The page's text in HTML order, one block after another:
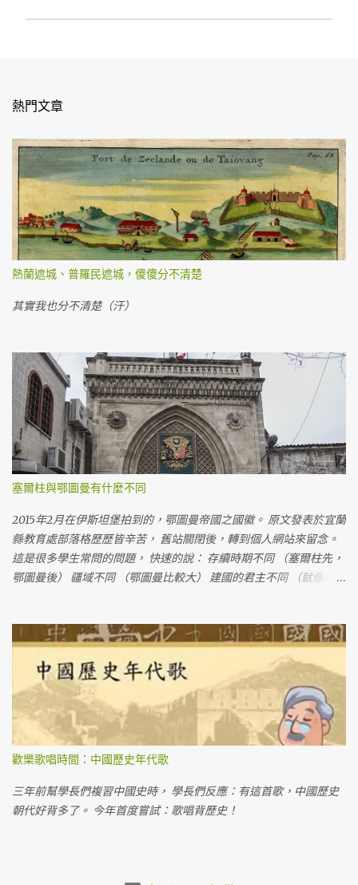
言
熱門文章
熱蘭遮城、普羅民遮城，傻傻分不清楚
其實我也分不清楚（汗）
塞爾柱與鄂圖曼有什麼不同
2015年2月在伊斯坦堡拍到的，鄂圖曼帝國之國徽。 原文發表於宜蘭
縣教育處部落格歷歷皆辛苦， 舊站關閉後，轉到個人網站來留念。
這是很多學生常問的問題， 快速的說： 存續時期不同 （塞爾柱先，
鄂圖曼後） 疆域不同 （鄂圖曼比較大） 建國的君主不同 （就像唐
歡樂歌唱時間：中國歷史年代歌
三年前幫學長們複習中國史時， 學長們反應：有這首歌，中國歷史
朝代好背多了。 今年首度嘗試：歌唱背歷史！